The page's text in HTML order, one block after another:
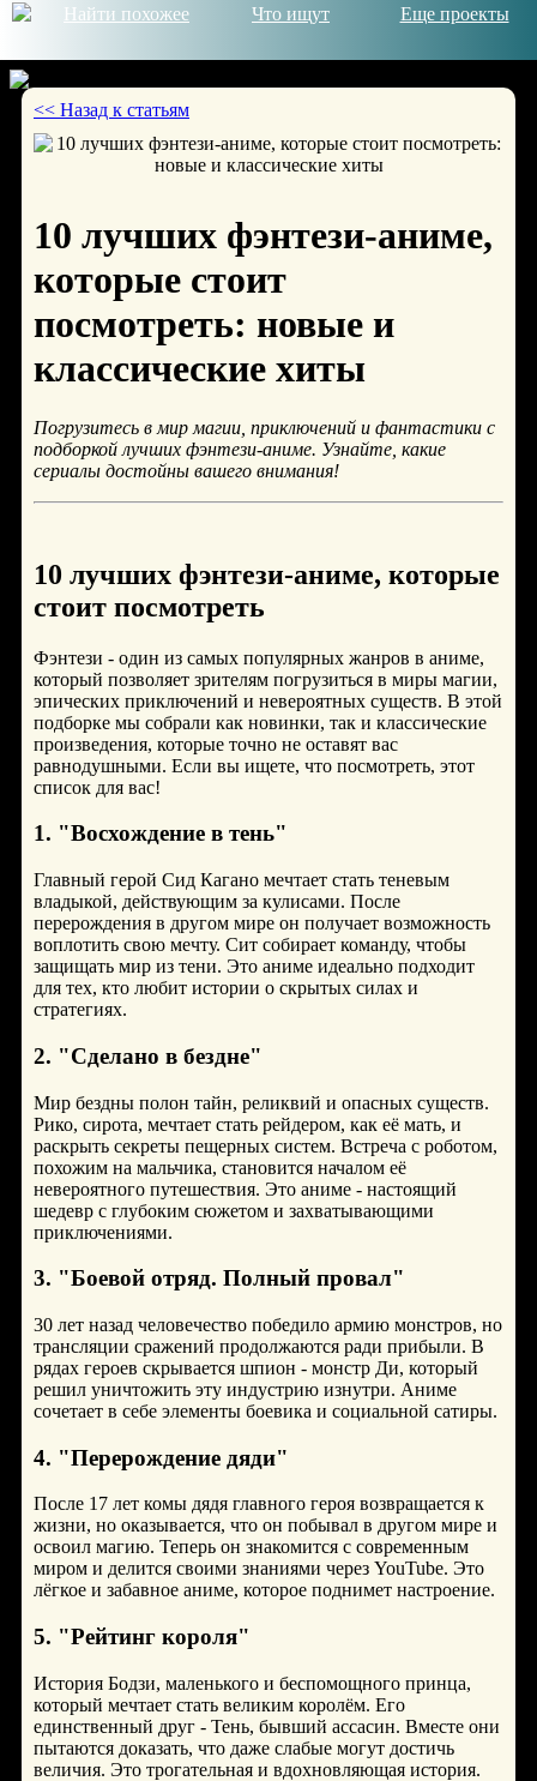
Найти похожее Что ищут Еще проекты
© 2026
<< Назад к статьям
10 лучших фэнтези-аниме,
которые стоит
посмотреть: новые и
классические хиты
Погрузитесь в мир магии, приключений и фантастики с
подборкой лучших фэнтези-аниме. Узнайте, какие
сериалы достойны вашего внимания!
10 лучших фэнтези-аниме, которые
стоит посмотреть
Фэнтези - один из самых популярных жанров в аниме,
который позволяет зрителям погрузиться в миры магии,
эпических приключений и невероятных существ. В этой
подборке мы собрали как новинки, так и классические
произведения, которые точно не оставят вас
равнодушными. Если вы ищете, что посмотреть, этот
список для вас!
1. "Восхождение в тень"
Главный герой Сид Кагано мечтает стать теневым
владыкой, действующим за кулисами. После
перерождения в другом мире он получает возможность
воплотить свою мечту. Сит собирает команду, чтобы
защищать мир из тени. Это аниме идеально подходит
для тех, кто любит истории о скрытых силах и
стратегиях.
2. "Сделано в бездне"
Мир бездны полон тайн, реликвий и опасных существ.
Рико, сирота, мечтает стать рейдером, как её мать, и
раскрыть секреты пещерных систем. Встреча с роботом,
похожим на мальчика, становится началом её
невероятного путешествия. Это аниме - настоящий
шедевр с глубоким сюжетом и захватывающими
приключениями.
3. "Боевой отряд. Полный провал"
30 лет назад человечество победило армию монстров, но
трансляции сражений продолжаются ради прибыли. В
рядах героев скрывается шпион - монстр Ди, который
решил уничтожить эту индустрию изнутри. Аниме
сочетает в себе элементы боевика и социальной сатиры.
4. "Перерождение дяди"
После 17 лет комы дядя главного героя возвращается к
жизни, но оказывается, что он побывал в другом мире и
освоил магию. Теперь он знакомится с современным
миром и делится своими знаниями через YouTube. Это
лёгкое и забавное аниме, которое поднимет настроение.
5. "Рейтинг короля"
История Бодзи, маленького и беспомощного принца,
который мечтает стать великим королём. Его
единственный друг - Тень, бывший ассасин. Вместе они
пытаются доказать, что даже слабые могут достичь
величия. Это трогательная и вдохновляющая история.